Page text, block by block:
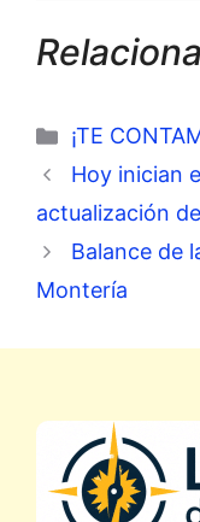
Categorías
¡TE
Hoy inician
actualización
Balance de
Montería